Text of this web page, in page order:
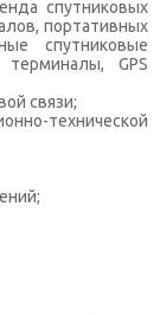
спутниковых
портативных
спутниковые
GPS
связи;
технической